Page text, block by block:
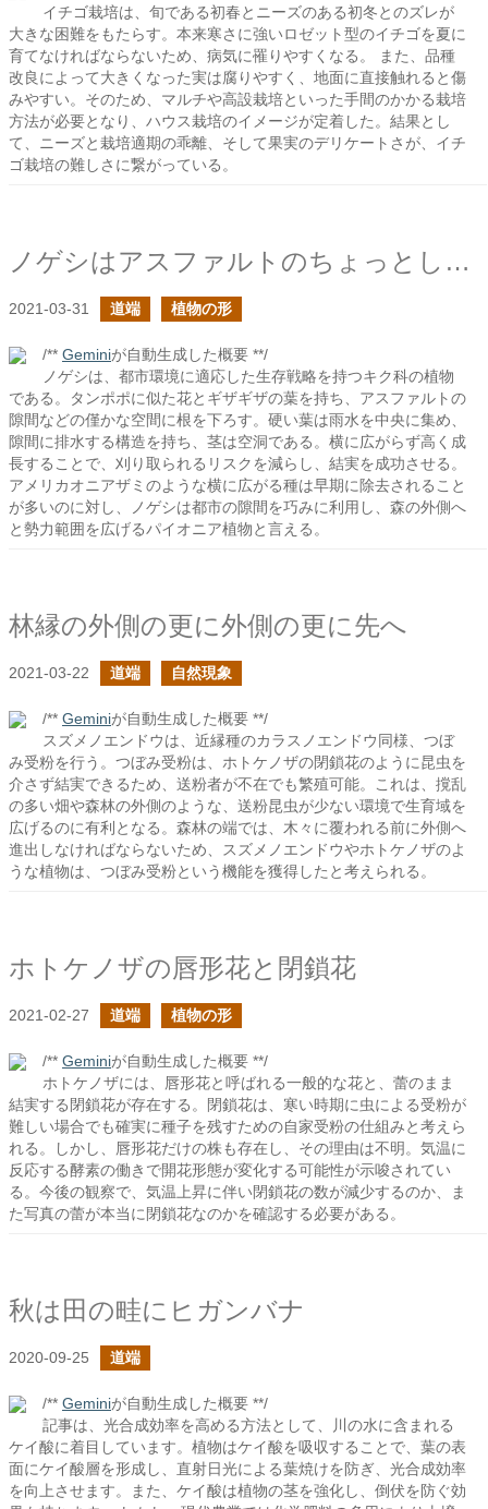
イチゴ栽培は、旬である初春とニーズのある初冬とのズレが
大きな困難をもたらす。本来寒さに強いロゼット型のイチゴを夏に
育てなければならないため、病気に罹りやすくなる。 また、品種
改良によって大きくなった実は腐りやすく、地面に直接触れると傷
みやすい。そのため、マルチや高設栽培といった手間のかかる栽培
方法が必要となり、ハウス栽培のイメージが定着した。結果とし
て、ニーズと栽培適期の乖離、そして果実のデリケートさが、イチ
ゴ栽培の難しさに繋がっている。
ノゲシはアスファルトのちょっとした隙間を狙う
2021-03-31 道端 植物の形
/** Geminiが自動生成した概要 **/
ノゲシは、都市環境に適応した生存戦略を持つキク科の植物
である。タンポポに似た花とギザギザの葉を持ち、アスファルトの
隙間などの僅かな空間に根を下ろす。硬い葉は雨水を中央に集め、
隙間に排水する構造を持ち、茎は空洞である。横に広がらず高く成
長することで、刈り取られるリスクを減らし、結実を成功させる。
アメリカオニアザミのような横に広がる種は早期に除去されること
が多いのに対し、ノゲシは都市の隙間を巧みに利用し、森の外側へ
と勢力範囲を広げるパイオニア植物と言える。
林縁の外側の更に外側の更に先へ
2021-03-22 道端 自然現象
/** Geminiが自動生成した概要 **/
スズメノエンドウは、近縁種のカラスノエンドウ同様、つぼ
み受粉を行う。つぼみ受粉は、ホトケノザの閉鎖花のように昆虫を
介さず結実できるため、送粉者が不在でも繁殖可能。これは、撹乱
の多い畑や森林の外側のような、送粉昆虫が少ない環境で生育域を
広げるのに有利となる。森林の端では、木々に覆われる前に外側へ
進出しなければならないため、スズメノエンドウやホトケノザのよ
うな植物は、つぼみ受粉という機能を獲得したと考えられる。
ホトケノザの唇形花と閉鎖花
2021-02-27 道端 植物の形
/** Geminiが自動生成した概要 **/
ホトケノザには、唇形花と呼ばれる一般的な花と、蕾のまま
結実する閉鎖花が存在する。閉鎖花は、寒い時期に虫による受粉が
難しい場合でも確実に種子を残すための自家受粉の仕組みと考えら
れる。しかし、唇形花だけの株も存在し、その理由は不明。気温に
反応する酵素の働きで開花形態が変化する可能性が示唆されてい
る。今後の観察で、気温上昇に伴い閉鎖花の数が減少するのか、ま
た写真の蕾が本当に閉鎖花なのかを確認する必要がある。
秋は田の畦にヒガンバナ
2020-09-25 道端
/** Geminiが自動生成した概要 **/
記事は、光合成効率を高める方法として、川の水に含まれる
ケイ酸に着目しています。植物はケイ酸を吸収することで、葉の表
面にケイ酸層を形成し、直射日光による葉焼けを防ぎ、光合成効率
を向上させます。また、ケイ酸は植物の茎を強化し、倒伏を防ぐ効